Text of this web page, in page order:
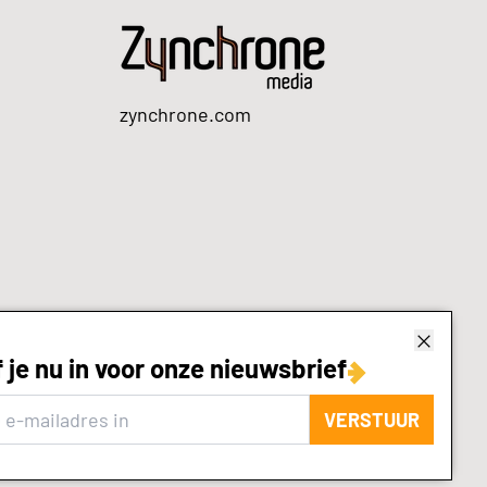
nu in voor onze nieuwsbrief
VERSTUUR
zynchrone.com